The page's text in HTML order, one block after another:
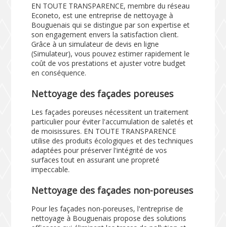
EN TOUTE TRANSPARENCE, membre du réseau
Econeto, est une entreprise de nettoyage à
Bouguenais qui se distingue par son expertise et
son engagement envers la satisfaction client.
Grâce à un simulateur de devis en ligne
(Simulateur), vous pouvez estimer rapidement le
coût de vos prestations et ajuster votre budget
en conséquence.
Nettoyage des façades poreuses
Les façades poreuses nécessitent un traitement
particulier pour éviter l'accumulation de saletés et
de moisissures. EN TOUTE TRANSPARENCE
utilise des produits écologiques et des techniques
adaptées pour préserver l'intégrité de vos
surfaces tout en assurant une propreté
impeccable.
Nettoyage des façades non-poreuses
Pour les façades non-poreuses, l'entreprise de
nettoyage à Bouguenais propose des solutions